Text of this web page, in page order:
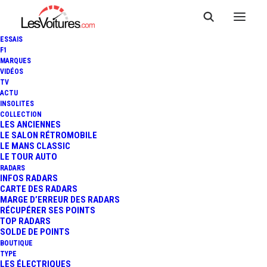
ESSAIS
F1
MARQUES
VIDÉOS
TV
ACTU
INSOLITES
COLLECTION
LES ANCIENNES
LE SALON RÉTROMOBILE
LE MANS CLASSIC
LE TOUR AUTO
RADARS
INFOS RADARS
CARTE DES RADARS
MARGE D’ERREUR DES RADARS
RÉCUPÉRER SES POINTS
TOP RADARS
SOLDE DE POINTS
BOUTIQUE
TYPE
LES ÉLECTRIQUES
9 juin 2013
VIDÉO : LOEB À L’ESSAI